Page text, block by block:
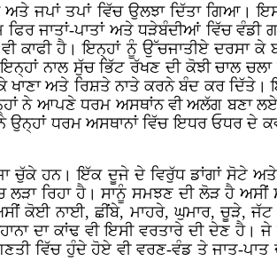
ਜਪਾਂ ਤਪਾਂ ਵਿੱਚ ਉਲਝਾ ਦਿੱਤਾ ਗਿਆ।
ਫਿਰ ਜਾਤਾਂ-ਪਾਤਾਂ ਅਤੇ ਧੜੇਬੰਦੀਆਂ ਵਿੱਚ
ਕਾਫੀ ਹੈ। ਇਨ੍ਹਾਂ ਨੂੰ ਉੱਚਜਾਤੀਏ ਦਰਸਾ
ਨਾਲ ਸੁੱਚ ਭਿੱਟ ਰੱਖਣ ਦੀ ਕੋਝੀ ਚਾਲ
ਅਤੇ ਰਿਸ਼ਤੇ ਨਾਤੇ ਕਰਨੇ ਬੰਦ ਕਰ ਦਿੱਤੇ।
ਆਪਣੇ ਧਰਮ ਅਸਥਾਂਨ ਵੀ ਅਲੱਗ ਬਣਾ ਲਏ
ਧਰਮ ਅਸਥਾਨਾਂ ਵਿੱਚ ਇਧਰ ਓਧਰ ਦੇ
ਚੁੱਕੇ ਹਨ। ਇੱਕ ਦੂਜੇ ਦੇ ਵਿਰੁੱਧ ਡਾਂਗਾਂ ਸੋਟੇ
ਰਿਹਾ ਹੈ। ਸਾਨੂੰ ਸਮਝਣ ਦੀ ਲੋੜ ਹੈ ਅਸੀਂ
ਕੋਈ ਨਾਈ, ਛੀਂਬੇ, ਮਾਹਰੇ, ਘੁਮਾਰ, ਚੂੜੇ,
ਦਾ ਕਾਂਢ ਵੀ ਇਸੀ ਵਰਤਾਰੇ ਦੀ ਦੇਣ
ਵਿੱਚ ਹੁੰਦੇ ਹੋਏ ਵੀ ਵਰਣ-ਵੰਡ ਤੇ ਜਾਤ-ਪਾਤ